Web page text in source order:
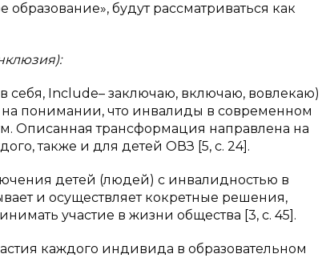
будут рассматриваться как
Include– заключаю, включаю,
понимании, что инвалиды в современном
Описанная трансформация направлена на
также и для детей ОВЗ [5, с. 24].
детей (людей) с инвалидностью в
и осуществляет кокретные решения,
участие в жизни общества [3, с. 45].
каждого индивида в образовательном